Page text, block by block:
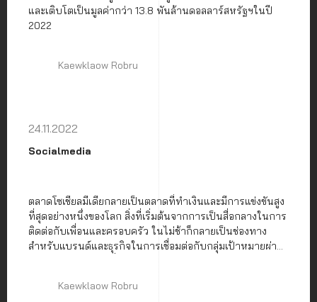
และเติบโตเป็นมูลค่ากว่า 13.8 พันล้านดอลลาร์สหรัฐฯในปี
2022
Kaewklaow Robru
24.11.2022
Socialmedia
ตลาดโซเชียลมีเดียกลายเป็นตลาดที่ทำเงินและมีการแข่งขันสูง
ที่สุดอย่างหนึ่งของโลก สิ่งที่เริ่มต้นจากการเป็นสื่อกลางในการ
ติดต่อกับเพื่อนและครอบครัว ในไม่ช้าก็กลายเป็นช่องทาง
สำหรับแบรนด์และธุรกิจในการเชื่อมต่อกับกลุ่มเป้าหมายผ่าน
Kaewklaow Robru